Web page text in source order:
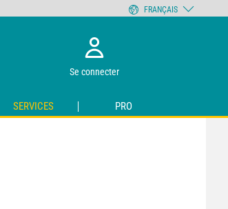
Se connecter
SERVICES PRO
FRANÇAIS